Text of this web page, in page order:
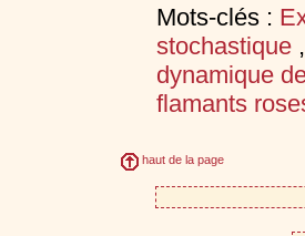
Mots-clés :
stochastique
dynamique
flamants
haut de la page